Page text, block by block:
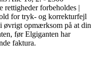
forbeholdes |
for tryk- og korrekturfejl
øvrigt opmærksom på at din
før Elgiganten har
faktura.